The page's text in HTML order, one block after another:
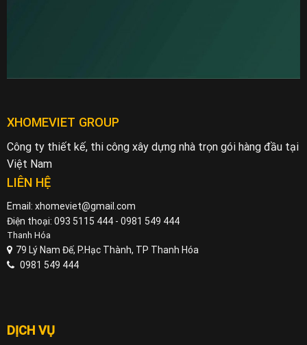
XHOMEVIET GROUP
Công ty thiết kế, thi công xây dựng nhà trọn gói hàng đầu tại
Việt Nam
LIÊN HỆ
Email: xhomeviet@gmail.com
Điện thoại: 093 5115 444 - 0981 549 444
Thanh Hóa
79 Lý Nam Đế, P.Hạc Thành, TP Thanh Hóa
0981 549 444
DỊCH VỤ